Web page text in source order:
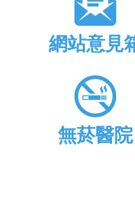
網站意見
無菸醫院